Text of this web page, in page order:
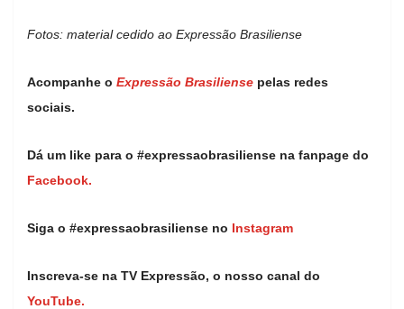
Fotos: material cedido ao Expressão Brasiliense
Acompanhe o Expressão Brasiliense pelas redes
sociais.
Dá um like para o #expressaobrasiliense na fanpage do
Facebook.
Siga o #expressaobrasiliense no Instagram
Inscreva-se na TV Expressão, o nosso canal do
YouTube.